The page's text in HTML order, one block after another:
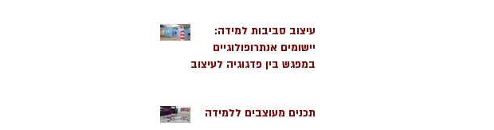
עיצוב סביבות למידה:
יישומים אנתרופולוגיים
במפגש בין פדגוגיה לעיצוב
תכנים מעוצבים ללמידה